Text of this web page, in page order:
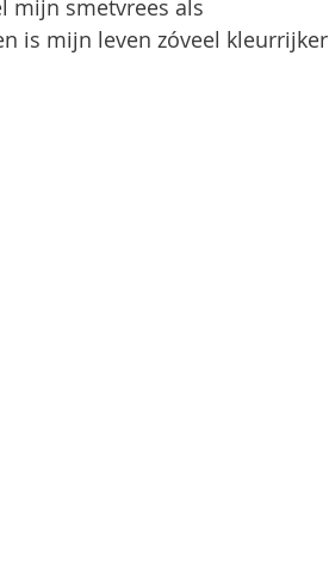
mijn smetvrees als
is mijn leven zóveel kleurrijker